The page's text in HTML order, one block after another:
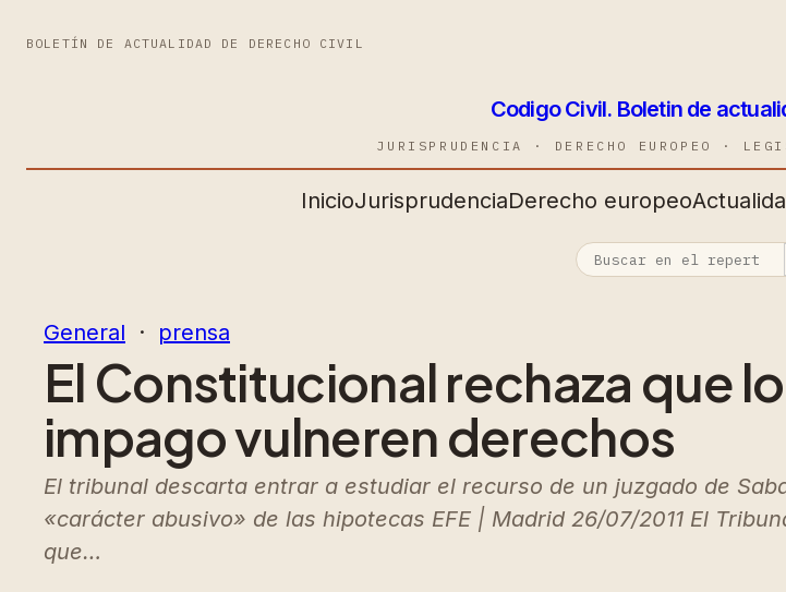
BOLETÍN DE ACTUALIDAD DE DERECHO CIVIL
Codigo Civil. Boletin de
JURISPRUDENCIA · DERECHO EUROPEO ·
InicioJurisprudenciaDerecho europeo
General
  ·
prensa
El Constitucional rechaza que
impago vulneren derechos
El tribunal descarta entrar a estudiar el recurso de un juzgado de
«carácter abusivo» de las hipotecas EFE | Madrid 26/07/2011 El
que…